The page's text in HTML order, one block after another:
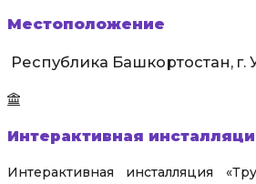
Местоположение
Республика Башкортостан, г.
Интерактивная
Интерактивная инсталляция